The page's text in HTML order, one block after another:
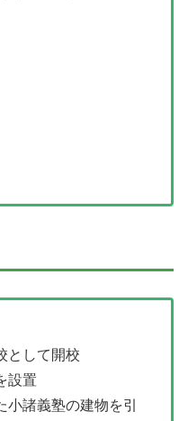
として開校
設置
諸義塾の建物を引